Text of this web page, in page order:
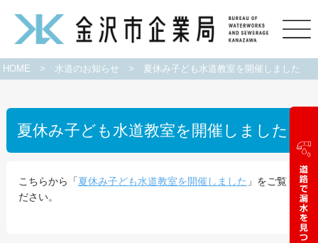
HOME > 水道のお知らせ > 夏休み子ども水道教室を開催しました
夏休み子ども水道教室を開催しました
こちらから「夏休み子ども水道教室を開催しました 」をご覧く
ださい。